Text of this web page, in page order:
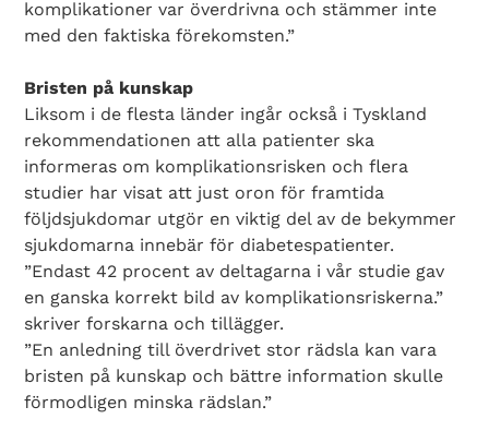
Search Diabetes Wellness Sverige
komplikationer var överdrivna och stämmer inte
med den faktiska förekomsten.”
Bristen på kunskap
Liksom i de flesta länder ingår också i Tyskland
rekommendationen att alla patienter ska
informeras om komplikationsrisken och flera
studier har visat att just oron för framtida
följdsjukdomar utgör en viktig del av de bekymmer
sjukdomarna innebär för diabetespatienter.
”Endast 42 procent av deltagarna i vår studie gav
en ganska korrekt bild av komplikationsriskerna.”
skriver forskarna och tillägger.
”En anledning till överdrivet stor rädsla kan vara
bristen på kunskap och bättre information skulle
förmodligen minska rädslan.”